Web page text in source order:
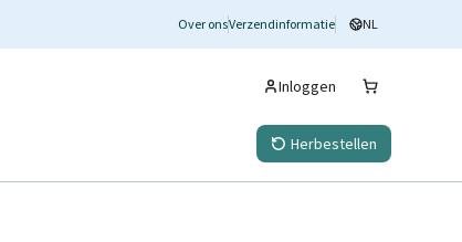
Over onsVerzendinformatie NL
Inloggen
Herbestellen